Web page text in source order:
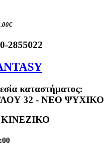
2855022
καταστήματος:
32 - ΝΕΟ ΨΥΧΙΚΟ
ΚΙΝΕΖΙΚΟ